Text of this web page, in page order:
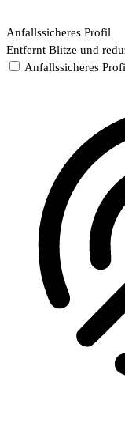
Anfallssicheres Profil
Entfernt Blitze und
Anfallssicheres